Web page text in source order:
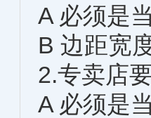
A 必须是
B 边距宽
2.专卖店
A 必须是